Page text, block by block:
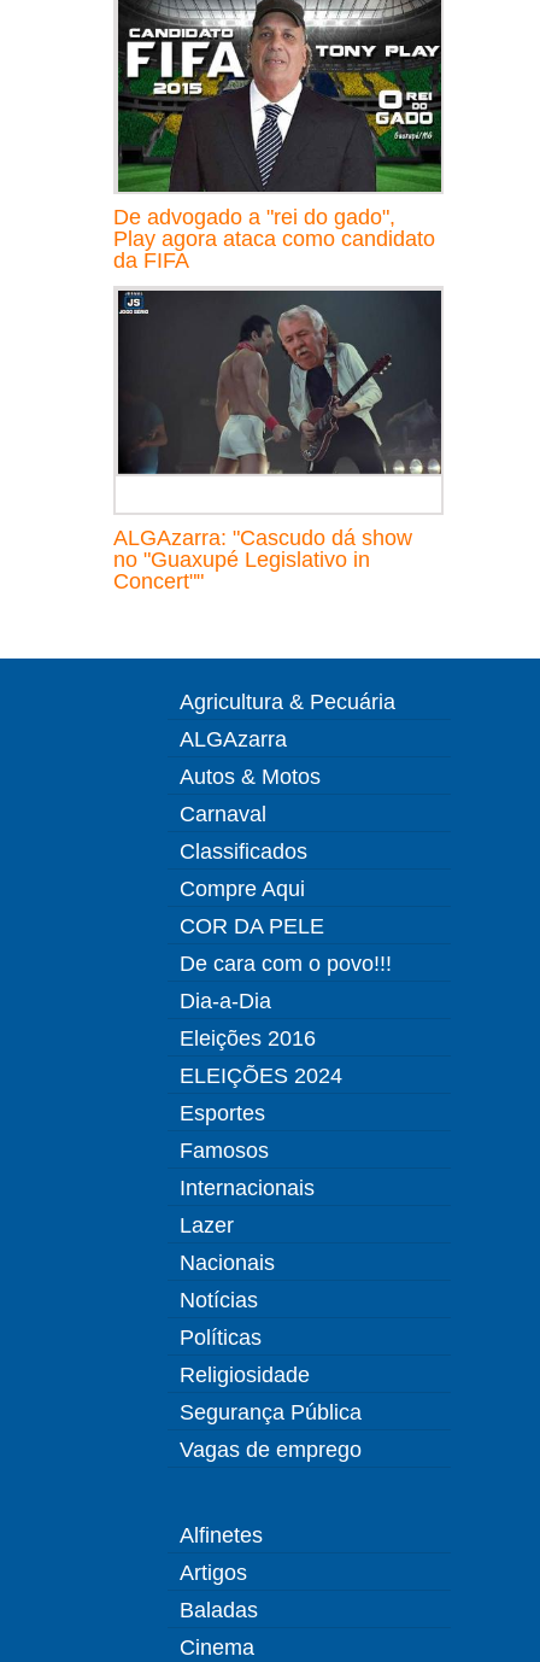
De advogado a "rei do gado",
Play agora ataca como candidato
da FIFA
ALGAzarra: "Cascudo dá show
no "Guaxupé Legislativo in
Concert""
Agricultura & Pecuária
ALGAzarra
Autos & Motos
Carnaval
Classificados
Compre Aqui
COR DA PELE
De cara com o povo!!!
Dia-a-Dia
Eleições 2016
ELEIÇÕES 2024
Esportes
Famosos
Internacionais
Lazer
Nacionais
Notícias
Políticas
Religiosidade
Segurança Pública
Vagas de emprego
Alfinetes
Artigos
Baladas
Cinema